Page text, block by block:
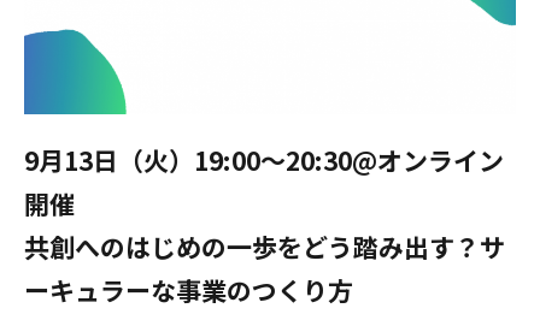
9月13日（火）19:00～20:30@オンライン
開催
共創へのはじめの一歩をどう踏み出す？サ
ーキュラーな事業のつくり方